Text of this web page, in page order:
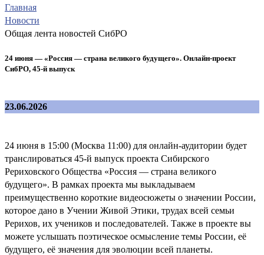
Главная
Новости
Общая лента новостей СибРО
24 июня — «Россия — страна великого будущего». Онлайн-проект
СибРО, 45-й выпуск
23.06.2026
24 июня в 15:00 (Москва 11:00) для онлайн-аудитории будет
транслироваться 45-й выпуск проекта Сибирского
Рериховского Общества «Россия — страна великого
будущего». В рамках проекта мы выкладываем
преимущественно короткие видеосюжеты о значении России,
которое дано в Учении Живой Этики, трудах всей семьи
Рерихов, их учеников и последователей. Также в проекте вы
можете услышать поэтическое осмысление темы России, её
будущего, её значения для эволюции всей планеты.